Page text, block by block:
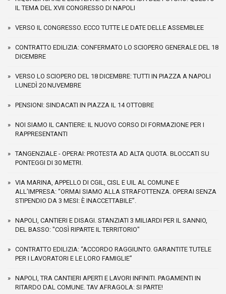
IL TEMA DEL XVII CONGRESSO DI NAPOLI
VERSO IL CONGRESSO. ECCO TUTTE LE DATE DELLE ASSEMBLEE
CONTRATTO EDILIZIA: CONFERMATO LO SCIOPERO GENERALE DEL 18
DICEMBRE
VERSO LO SCIOPERO DEL 18 DICEMBRE: TUTTI IN PIAZZA A NAPOLI
LUNEDÌ 20 NUVEMBRE
PENSIONI: SINDACATI IN PIAZZA IL 14 OTTOBRE
NOI SIAMO IL CANTIERE: IL NUOVO CORSO DI FORMAZIONE PER I
RAPPRESENTANTI
TANGENZIALE - OPERAI: PROTESTA AD ALTA QUOTA. BLOCCATI SU
PONTEGGI DI 30 METRI.
VIA MARINA, APPELLO DI CGIL, CISL E UIL AL COMUNE E
ALL’IMPRESA: “ORMAI SIAMO ALLA STRAFOTTENZA. OPERAI SENZA
STIPENDIO DA 3 MESI: È INACCETTABILE”.
NAPOLI, CANTIERI E DISAGI. STANZIATI 3 MILIARDI PER IL SANNIO,
DEL BASSO: "COSÌ RIPARTE IL TERRITORIO"
CONTRATTO EDILIZIA: “ACCORDO RAGGIUNTO. GARANTITE TUTELE
PER I LAVORATORI E LE LORO FAMIGLIE”
NAPOLI, TRA CANTIERI APERTI E LAVORI INFINITI. PAGAMENTI IN
RITARDO DAL COMUNE. TAV AFRAGOLA: SI PARTE!